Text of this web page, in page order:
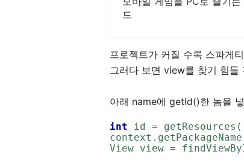
드
프로젝트가 커질 수록 스파게
그러다 보면 view를 찾기 힘들
아래 name에 getId()한 놈을
int id =
View view =